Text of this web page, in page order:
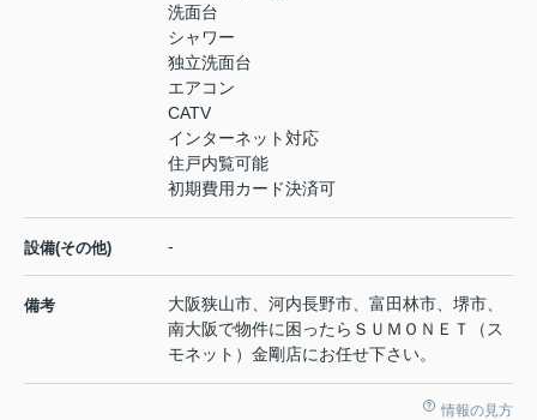
洗面台
シャワー
独立洗面台
エアコン
CATV
インターネット対応
住戸内覧可能
初期費用カード決済可
設備(その他) -
備考
大阪狭山市、河内長野市、富田林市、堺市、
南大阪で物件に困ったらＳＵＭＯＮＥＴ（ス
モネット）金剛店にお任せ下さい。
情報の見方